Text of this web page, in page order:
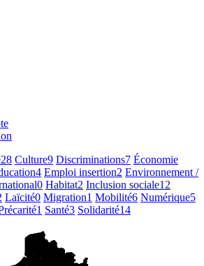
28 Culture9 Discriminations7 Économie
4 Emploi insertion2 Environnement /
0 Habitat2 Inclusion sociale12
Laïcité0 Migration1 Mobilité6 Numérique5
1 Santé3 Solidarité14